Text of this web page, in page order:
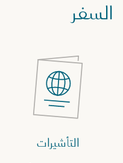
السفر
التأشيرات